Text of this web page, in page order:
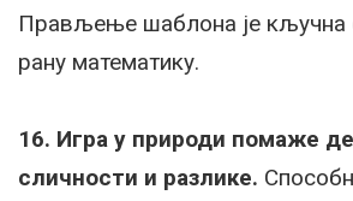
Прављење шаблона је кључна
рану математику.
16. Игра у природи помаже
сличности и разлике.